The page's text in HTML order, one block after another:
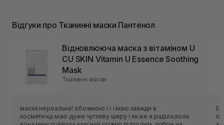
Відгуки про Тканинні маски Пантенол
Відновлююча маска з вітаміном U
CU SKIN Vitamin U Essence Soothing
Mask
Тканинні маски
маска нереальна! обожнюю її і маю завжди в
косметичці.маю дуже чутливу шкіру і як же я раділа,коли